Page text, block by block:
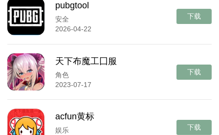
pubgtool
安全
2026-04-22
下载
天下布魔工囗服
角色
2023-07-17
下载
acfun黄标
娱乐
下载